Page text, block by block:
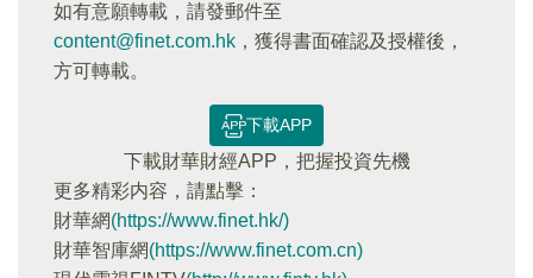
如有意願轉載，請發郵件至
content@finet.com.hk ，獲得書面確認及授權後，
方可轉載。
下載APP
下載財華財經APP，把握投資先機
更多精彩内容，請點擊：
財華網(https://www.finet.hk/)
財華智庫網(https://www.finet.com.cn)